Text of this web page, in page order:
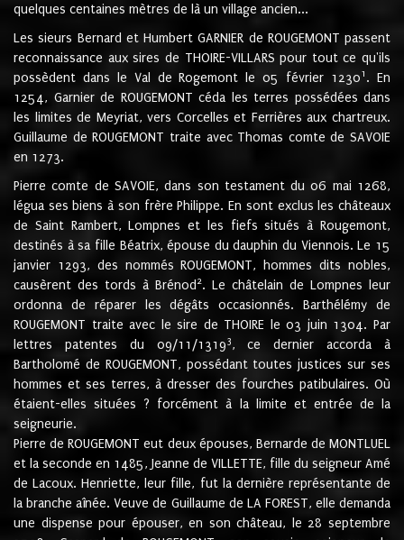
quelques centaines mètres de là un village ancien...
Les sieurs Bernard et Humbert GARNIER de ROUGEMONT passent
reconnaissance aux sires de THOIRE-VILLARS pour tout ce qu'ils
possèdent dans le Val de Rogemont le 05 février 12301 . En
1254, Garnier de ROUGEMONT céda les terres possédées dans
les limites de Meyriat, vers Corcelles et Ferrières aux chartreux.
Guillaume de ROUGEMONT traite avec Thomas comte de SAVOIE
en 1273.
Pierre comte de SAVOIE, dans son testament du 06 mai 1268,
légua ses biens à son frère Philippe. En sont exclus les châteaux
de Saint Rambert, Lompnes et les fiefs situés à Rougemont,
destinés à sa fille Béatrix, épouse du dauphin du Viennois. Le 15
janvier 1293, des nommés ROUGEMONT, hommes dits nobles,
causèrent des tords à Brénod 2. Le châtelain de Lompnes leur
ordonna de réparer les dégâts occasionnés. Barthélémy de
ROUGEMONT traite avec le sire de THOIRE le 03 juin 1304. Par
lettres patentes du 09/11/13193, ce dernier accorda à
Bartholomé de ROUGEMONT, possédant toutes justices sur ses
hommes et ses terres, à dresser des fourches patibulaires. Où
étaient-elles situées ? forcément à la limite et entrée de la
seigneurie.
Pierre de ROUGEMONT eut deux épouses, Bernarde de MONTLUEL
et la seconde en 1485, Jeanne de VILLETTE, fille du seigneur Amé
de Lacoux. Henriette, leur fille, fut la dernière représentante de
la branche aînée. Veuve de Guillaume de LA FOREST, elle demanda
une dispense pour épouser, en son château, le 28 septembre